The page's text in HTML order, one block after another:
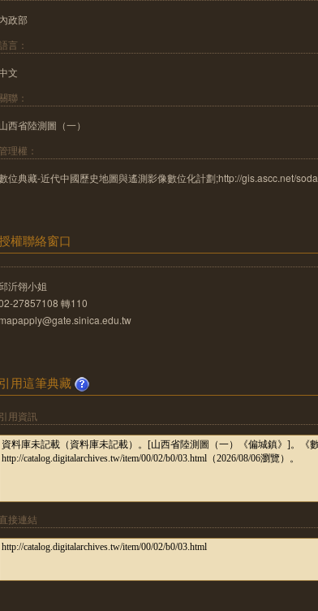
內政部
言：
文
聯：
山西省陸測圖（一）
管理權：
位典藏-近代中國歷史地圖與遙測影像數位化計劃;http://gis.ascc.net/soda
權聯絡窗口
邱沂翎小姐
27857108 轉110
mapapply@gate.sinica.edu.tw
引用這筆典藏
引用資訊
直接連結